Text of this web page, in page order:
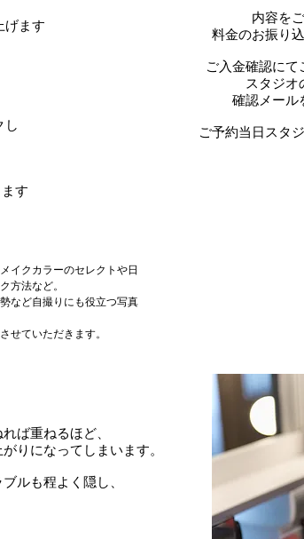
げます
し
す
内容を
料金のお振り
ご入金確認にて
スタジオ
確認メール
ご予約当日スタ
イクカラーのセレクトや日
方法など。
など自撮りにも役立つ写真
せていただきます。
ば重ねるほど、
りになってしまいます。
ルも程よく隠し、